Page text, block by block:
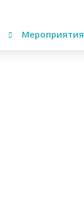
Мероприятия